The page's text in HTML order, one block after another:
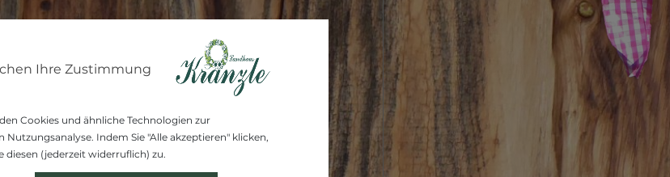
Ihre Zustimmung
Cookies und ähnliche Technologien zur
Nutzungsanalyse. Indem Sie "Alle akzeptieren" klicken,
diesen (jederzeit widerruflich) zu.